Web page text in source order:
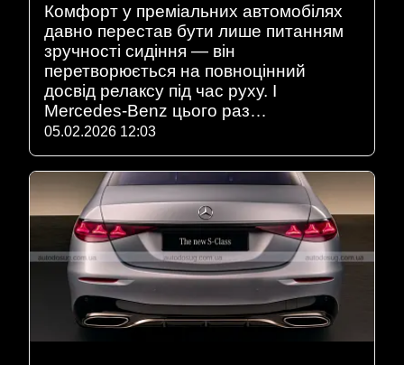
Комфорт у преміальних автомобілях
давно перестав бути лише питанням
зручності сидіння — він
перетворюється на повноцінний
досвід релаксу під час руху. І
Mercedes-Benz цього раз…
05.02.2026 12:03